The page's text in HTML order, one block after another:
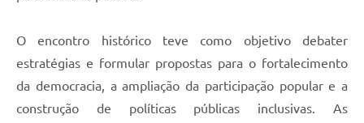
O encontro histórico teve como objetivo debater
estratégias e formular propostas para o fortalecimento
da democracia, a ampliação da participação popular e a
construção de políticas públicas inclusivas. As